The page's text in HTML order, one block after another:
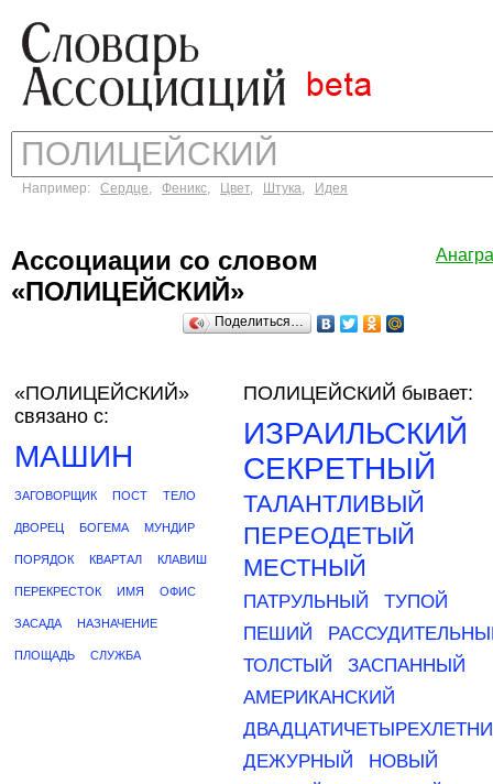
Например: Сердце, Феникс, Цвет, Штука, Идея
Ассоциации со словом
«ПОЛИЦЕЙСКИЙ»
Поделиться…
«ПОЛИЦЕЙСКИЙ»
связано с:
МАШИН
ЗАГОВОРЩИК ПОСТ ТЕЛО
ДВОРЕЦ БОГЕМА МУНДИР
ПОРЯДОК КВАРТАЛ КЛАВИШ
ПЕРЕКРЕСТОК ИМЯ ОФИС
ЗАСАДА НАЗНАЧЕНИЕ
ПЛОЩАДЬ СЛУЖБА
ПОЛИЦЕЙСКИЙ бывает:
ИЗРАИЛЬСКИЙ
СЕКРЕТНЫЙ
ТАЛАНТЛИВЫЙ
ПЕРЕОДЕТЫЙ
МЕСТНЫЙ
ПАТРУЛЬНЫЙ
ТУПОЙ
ПЕШИЙ
ТОЛСТЫЙ
ЗАСПАННЫЙ
АМЕРИКАНСКИЙ
ДЕЖУРНЫЙ
НОВЫЙ